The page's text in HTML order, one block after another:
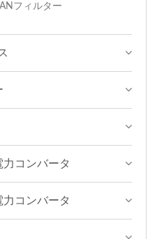
フィルター
コンバータ
コンバータ